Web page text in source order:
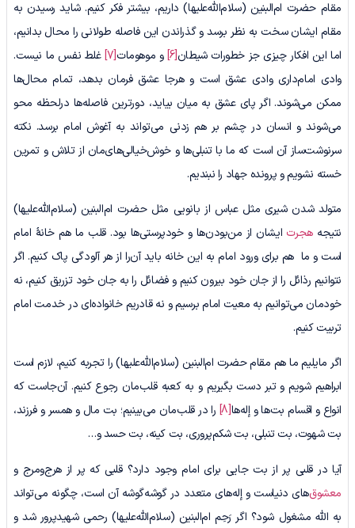
مقام حضرت ام‌البنین (سلام‌الله‌علیها) داریم، بیشتر فکر کنیم. شاید رسیدن به
مقام ایشان سخت به نظر برسد و گذراندن این فاصله طولانی را محال بدانیم،
اما این افکار چیزی جز خطورات شیطان[6] و موهومات[7]
غلط نفس ما نیست.
وادی امام‌داری وادی عشق است و هرجا عشق فرمان بدهد، تمام محال‌ها
ممکن می‌شوند. اگر پای عشق به میان بیاید، دورترین فاصله‌ها درلحظه محو
می‌شوند و انسان در چشم ‌بر هم ‌زدنی می‌تواند به آغوش امام برسد. نکته
سرنوشت‌ساز آن است که ما با تنبلی‌ها و خوش‌خیالی‌های‌مان از تلاش و تمرین
خسته نشویم و پرونده جهاد را نبندیم.
متولد شدن شیری مثل عباس از بانویی مثل حضرت ام‌البنین (سلام‌الله‌علیها)
نتیجههجرت ایشان از من‌بودن‌ها و خودپرستی‌ها بود. قلب ما هم خانۀ امام
است و ما هم برای ورود امام به این خانه باید آن‌را از هر آلودگی پاک کنیم. اگر
نتوانیم رذائل را از جان خود بیرون کنیم و فضائل را به جان خود تزریق کنیم، نه
خودمان می‌توانیم به معیت امام برسیم و نه قادریم خانواده‌ای در خدمت امام
تربیت کنیم.
اگر مایلیم ما هم مقام حضرت ام‌البنین (سلام‌الله‌علیها) را تجربه کنیم، لازم است
ابراهیم شویم و تبر دست بگیریم و به کعبه قلب‌مان رجوع کنیم. آن‌جاست که
انواع و اقسام بت‌ها و إله‌ها[8]
را در قلب‌مان می‌بینیم؛ بت مال و همسر و فرزند،
بت شهوت، بت تنبلی، بت شکم‌پروری، بت کینه، بت حسد و…
آیا در قلبی پر از بت جایی برای امام وجود دارد؟ قلبی که پر از هرج‌ومرج و
معشوق‌های دنیاست و إله‌های متعدد در گوشه‌گوشه آن است، چگونه می‌تواند
به الله مشغول شود؟ اگر رَحِم ام‌البنین (سلام‌الله‌علیها) رحمی شهیدپرور شد و